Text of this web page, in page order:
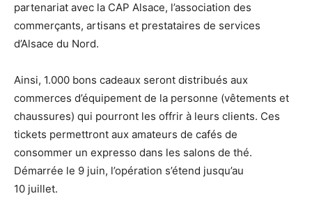
partenariat avec la CAP Alsace, l’association des
commerçants, artisans et prestataires de services
d’Alsace du Nord.
Ainsi, 1.000 bons cadeaux seront distribués aux
commerces d’équipement de la personne (vêtements et
chaussures) qui pourront les offrir à leurs clients. Ces
tickets permettront aux amateurs de cafés de
consommer un expresso dans les salons de thé.
Démarrée le 9 juin, l’opération s’étend jusqu’au
10 juillet.